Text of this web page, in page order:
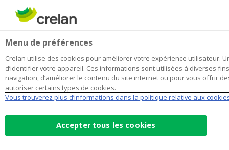
content
HomeSociété Générale (FR) Airbag Silver Age
Société Générale (FR) Airbag Silver
Age
Communication à
caractère promotionnel
Menu de préférences
Crelan utilise des cookies pour améliorer votre expérience utilisateur.
d’identifier votre appareil. Ces informations sont utilisées à diverses
navigation, d’améliorer le contenu du site internet ou pour vous offrir
autoriser certains types de cookies.
Vous trouverez plus d’informations dans la politique relative aux
Accepter tous les cookies